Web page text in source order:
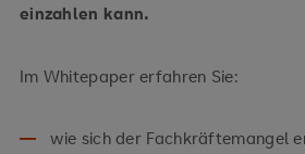
einzahlen kann.
Im Whitepaper erfahren Sie:
wie sich der Fachkräftemangel